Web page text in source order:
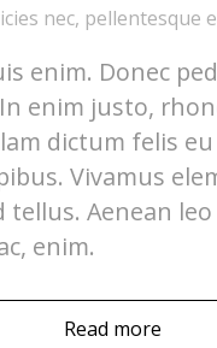
nec, pellentesque
enim. Donec
enim justo,
dictum felis
Vivamus
Aenean
enim.
Read more